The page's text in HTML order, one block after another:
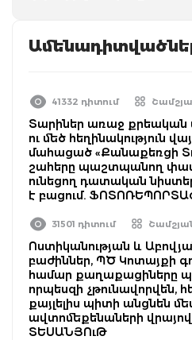
41332 դիտում
Տարիներ առաջ քրեական
ու մեծ հեղինակություն
մահացած «Քանաքեռցի
շահերը պաշտպանող
ունեցող դատական
է բացում.
31501 դիտում
Ոստիկանության և
բաժիններ, ՊԾ Կոտայքի
համար քաղաքացիները
որպեսզի չթունավորվեն,
քայլելիս պիտի անցնեն
ավտոմեքենաների
ՏԵՍԱՆՅՈւԹ